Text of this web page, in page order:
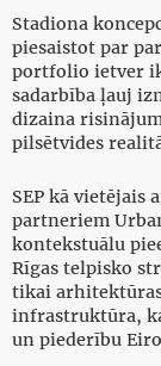
Stadiona
piesaistot par
portfolio ietver
sadarbība ļauj
dizaina
pilsētvides
SEP kā vietējais
partneriem
kontekstuālu
Rīgas telpisko
tikai
infrastruktūra,
un piederību